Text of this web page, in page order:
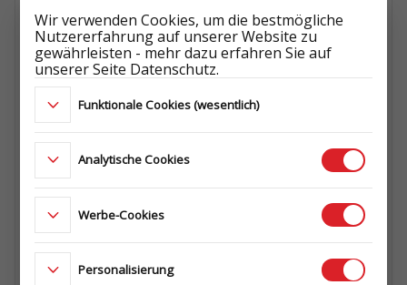
SEITENSTÜTZE PZ2 400 + HALTERUNG
100/120X40
SEITENSTÜTZE PZ2 400 + HALTERUNG
100/120X40
Wir verwenden Cookies, um die bestmögliche
Nutzererfahrung auf unserer Website zu
gewährleisten - mehr dazu erfahren Sie auf
unserer Seite Datenschutz.
Funktionale Cookies (wesentlich)
Analytische Cookies
Werbe-Cookies
Personalisierung